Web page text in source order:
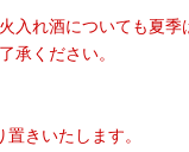
入れ酒についても夏季
承ください。
きいたします。